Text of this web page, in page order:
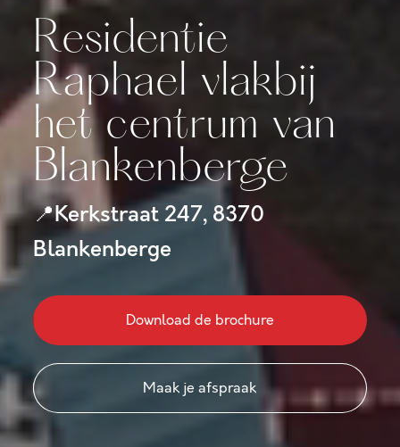
Residentie
Raphael vlakbij
het centrum van
Blankenberge
📍Kerkstraat 247, 8370
Blankenberge
Download de brochure
Maak je afspraak